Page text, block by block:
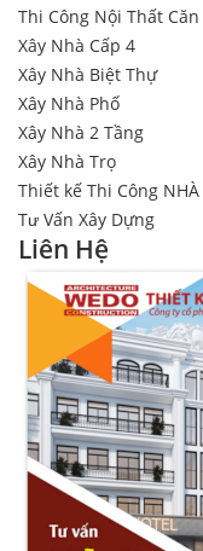
Thi Công Nội Thất Căn
Xây Nhà Cấp 4
Xây Nhà Biệt Thự
Xây Nhà Phố
Xây Nhà 2 Tầng
Xây Nhà Trọ
Thiết kế Thi Công
Tư Vấn Xây Dựng
Liên Hệ